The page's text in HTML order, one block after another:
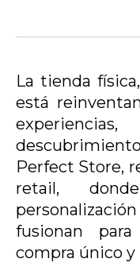
La tienda
está
Perfect Store,
retail,
fusionan
compra único y